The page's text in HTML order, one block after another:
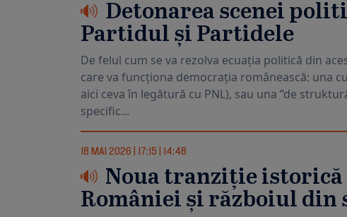
Detonarea scenei
Partidul și Partidele
De felul cum se va rezolva ecuația politică din
care va funcționa democrația românească: una
aici ceva în legătură cu PNL), sau una ”de
specific...
18 MAI 2026 17:15 14:48
Noua tranziție istorică
României și războiul din